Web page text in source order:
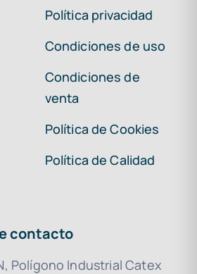
Política privacidad
Condiciones de uso
Condiciones de
venta
Política de Cookies
Política de Calidad
contacto
Polígono Industrial Catex